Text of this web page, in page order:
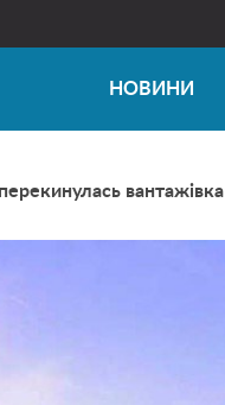
НОВИНИ
вантажівка